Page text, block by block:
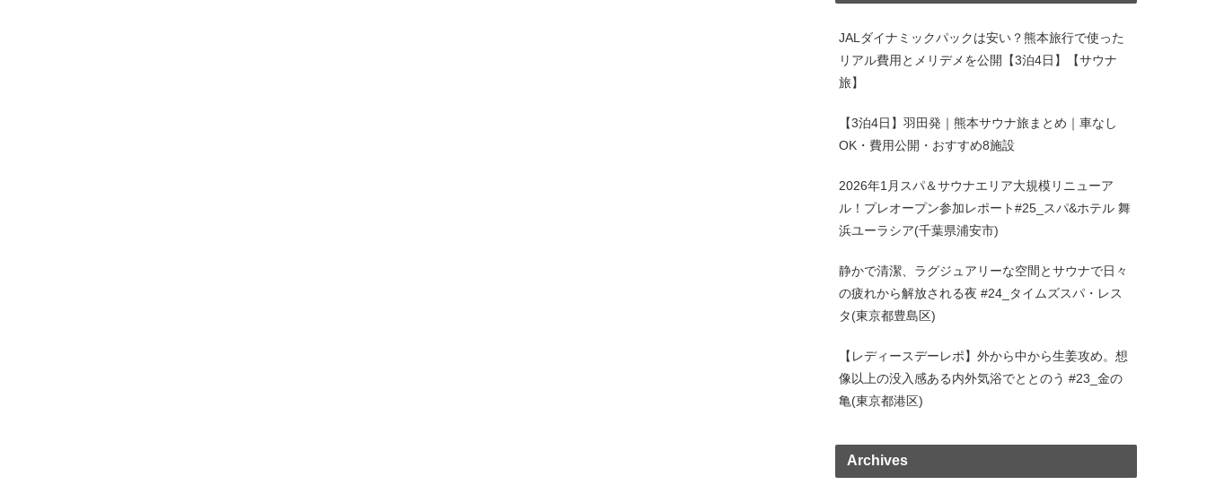
JALダイナミックパックは安い？熊本旅行で使った
リアル費用とメリデメを公開【3泊4日】【サウナ
旅】
【3泊4日】羽田発｜熊本サウナ旅まとめ｜車なし
OK・費用公開・おすすめ8施設
2026年1月スパ＆サウナエリア大規模リニューア
ル！プレオープン参加レポート#25_スパ&ホテル 舞
浜ユーラシア(千葉県浦安市)
静かで清潔、ラグジュアリーな空間とサウナで日々
の疲れから解放される夜 #24_タイムズスパ・レス
タ(東京都豊島区)
【レディースデーレポ】外から中から生姜攻め。想
像以上の没入感ある内外気浴でととのう #23_金の
亀(東京都港区)
Archives